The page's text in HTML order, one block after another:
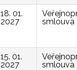
18. 01.
2027
smlouva
15. 01.
2027
smlouva